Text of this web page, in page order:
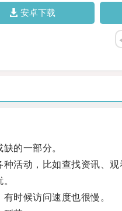
安卓下载
的一部分。
动，比如查找资讯、观
时候访问速度也很慢。